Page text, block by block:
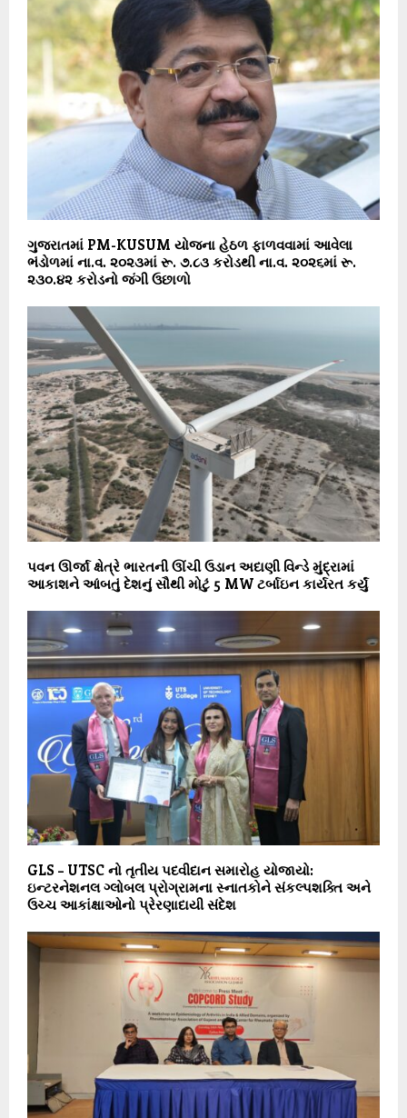
ગુજરાતમાં PM-KUSUM યોજના હેઠળ ફાળવવામાં આવેલા
ભંડોળમાં ના.વ. ૨૦૨૩માં રૂ. ૭.૮૩ કરોડથી ના.વ. ૨૦૨૬માં રૂ.
૨૩૦.૪૨ કરોડનો જંગી ઉછાળો
પવન ઊર્જા ક્ષેત્રે ભારતની ઊંચી ઉડાન અદાણી વિન્ડે મુંદ્રામાં
આકાશને આંબતું દેશનું સૌથી મોટું 5 MW ટર્બાઇન કાર્યરત કર્યું
GLS – UTSC નો તૃતીય પદવીદાન સમારોહ યોજાયો:
ઇન્ટરનેશનલ ગ્લોબલ પ્રોગ્રામના સ્નાતકોને સંકલ્પશક્તિ અને
ઉચ્ચ આકાંક્ષાઓનો પ્રેરણાદાયી સંદેશ